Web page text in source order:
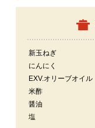
新玉ねぎ
にんにく
EXV.オリーブオイル
米酢
醤油
塩